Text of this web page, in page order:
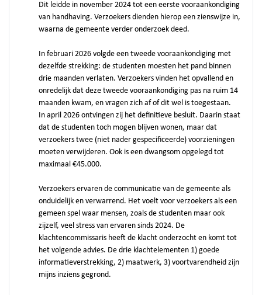
Dit leidde in november 2024 tot een eerste vooraankondiging
van handhaving. Verzoekers dienden hierop een zienswijze in,
waarna de gemeente verder onderzoek deed.
In februari 2026 volgde een tweede vooraankondiging met
dezelfde strekking: de studenten moesten het pand binnen
drie maanden verlaten. Verzoekers vinden het opvallend en
onredelijk dat deze tweede vooraankondiging pas na ruim 14
maanden kwam, en vragen zich af of dit wel is toegestaan.
In april 2026 ontvingen zij het definitieve besluit. Daarin staat
dat de studenten toch mogen blijven wonen, maar dat
verzoekers twee (niet nader gespecificeerde) voorzieningen
moeten verwijderen. Ook is een dwangsom opgelegd tot
maximaal €45.000.
Verzoekers ervaren de communicatie van de gemeente als
onduidelijk en verwarrend. Het voelt voor verzoekers als een
gemeen spel waar mensen, zoals de studenten maar ook
zijzelf, veel stress van ervaren sinds 2024. De
klachtencommissaris heeft de klacht onderzocht en komt tot
het volgende advies. De drie klachtelementen 1) goede
informatieverstrekking, 2) maatwerk, 3) voortvarendheid zijn
mijns inziens gegrond.